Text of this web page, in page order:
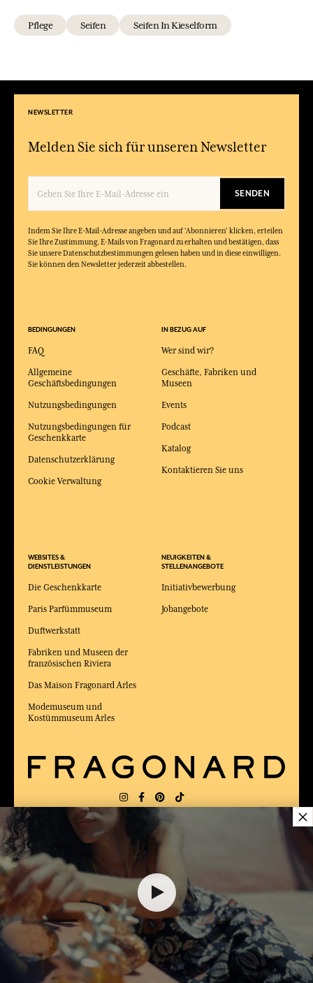
17,00 €
1
DEM WARENKORB HINZUFÜGEN
Pflege Seifen Seifen In Kieselform
NEWSLETTER
Melden Sie sich für unseren Newsletter
SENDEN
Indem Sie Ihre E-Mail-Adresse angeben und auf 'Abonnieren' klicken, erteilen
Sie Ihre Zustimmung, E-Mails von Fragonard zu erhalten und bestätigen, dass
Sie unsere Datenschutzbestimmungen gelesen haben und in diese einwilligen.
Sie können den Newsletter jederzeit abbestellen.
BEDINGUNGEN
FAQ
Allgemeine
Geschäftsbedingungen
Nutzungsbedingungen
Nutzungsbedingungen für
Geschenkkarte
Datenschutzerklärung
Cookie Verwaltung
WEBSITES &
DIENSTLEISTUNGEN
Die Geschenkkarte
Paris Parfümmuseum
Duftwerkstatt
Fabriken und Museen der
französischen Riviera
Das Maison Fragonard Arles
Modemuseum und
Kostümmuseum Arles
IN BEZUG AUF
Wer sind wir?
Geschäfte, Fabriken und
Museen
Events
Podcast
Katalog
Kontaktieren Sie uns
NEUIGKEITEN &
STELLENANGEBOTE
Initiativbewerbung
Jobangebote
LIEFERUNG: FR
ZUM BESTEN ONLINE-COMMERCE-SITE
2025 vom Magazin Capital gewählt
×